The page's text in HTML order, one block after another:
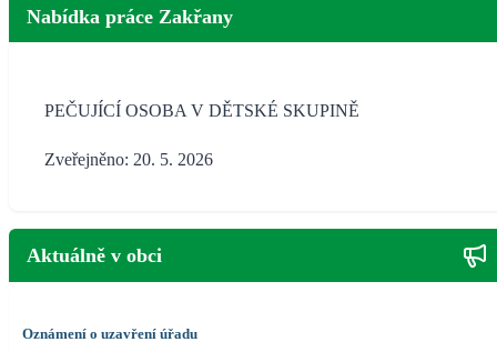
Nabídka práce Zakřany
PEČUJÍCÍ OSOBA V DĚTSKÉ SKUPINĚ
Zveřejněno: 20. 5. 2026
Aktuálně v obci
Oznámení o uzavření úřadu